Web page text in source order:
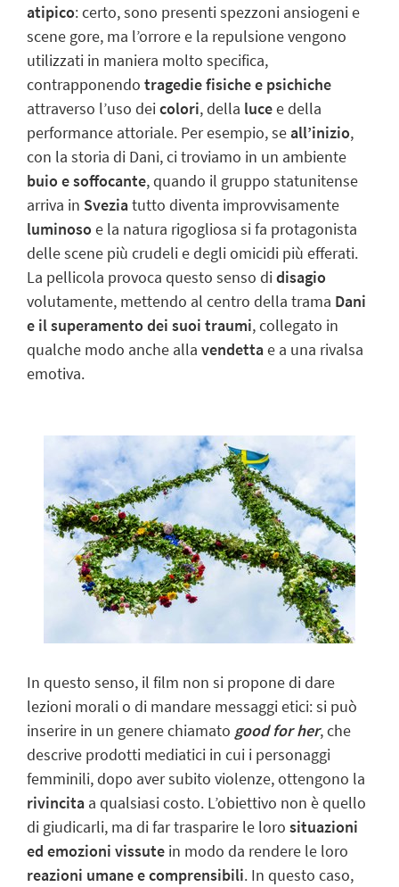
atipico: certo, sono presenti spezzoni ansiogeni e
scene gore, ma l’orrore e la repulsione vengono
utilizzati in maniera molto specifica,
contrapponendo tragedie fisiche e psichiche
attraverso l’uso deicolori, della lucee della
performance attoriale. Per esempio, seall’inizio,
con la storia di Dani, ci troviamo in un ambiente
buio e soffocante, quando il gruppo statunitense
arriva in Sveziatutto diventa improvvisamente
luminosoe la natura rigogliosa si fa protagonista
delle scene più crudeli e degli omicidi più efferati.
La pellicola provoca questo senso didisagio
volutamente, mettendo al centro della trama Dani
e il superamento dei suoi traumi, collegato in
qualche modo anche alla vendettae a una rivalsa
emotiva.
In questo senso, il film non si propone di dare
lezioni morali o di mandare messaggi etici: si può
inserire in un genere chiamato good for her, che
descrive prodotti mediatici in cui i personaggi
femminili, dopo aver subito violenze, ottengono la
rivincita a qualsiasi costo. L’obiettivo non è quello
di giudicarli, ma di far trasparire le loro situazioni
ed emozioni vissute in modo da rendere le loro
reazioni umane e comprensibili. In questo caso,